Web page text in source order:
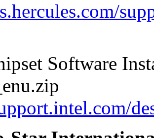
Software